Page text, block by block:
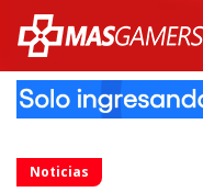
Noticias